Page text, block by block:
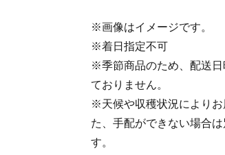
※画像はイメージです。
※着日指定不可
※季節商品のため、配送
ておりません。
※天候や収穫状況によりお
た、手配ができない場合
す。